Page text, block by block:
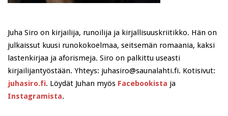
Juha Siro on kirjailija, runoilija ja kirjallisuuskriitikko. Hän on
julkaissut kuusi runokokoelmaa, seitsemän romaania, kaksi
lastenkirjaa ja aforismeja. Siro on palkittu useasti
kirjailijantyöstään. Yhteys: juhasiro@saunalahti.fi. Kotisivut:
juhasiro.fi. Löydät Juhan myös Facebookista ja
Instagramista.